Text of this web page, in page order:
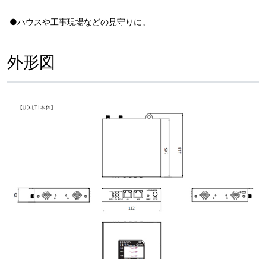
●ハウスや工事現場などの見守りに。
外形図